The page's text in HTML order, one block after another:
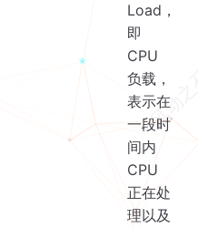
Load，
即
CPU
负载，
表示在
一段时
间内
CPU
正在处
理以及